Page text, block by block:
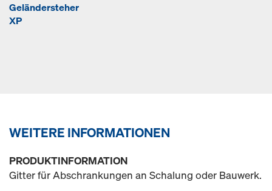
Geländersteher
XP
WEITERE INFORMATIONEN
PRODUKTINFORMATION
Gitter für Abschrankungen an Schalung oder Bauwerk.